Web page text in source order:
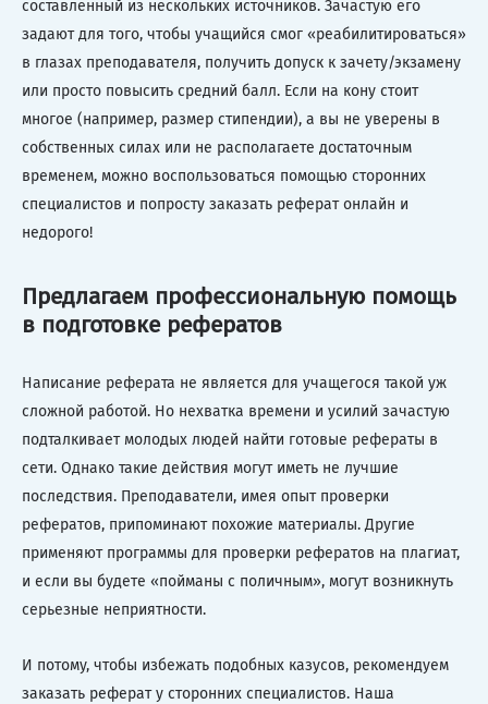
составленный из нескольких источников. Зачастую его
задают для того, чтобы учащийся смог «реабилитироваться»
в глазах преподавателя, получить допуск к зачету/экзамену
или просто повысить средний балл. Если на кону стоит
многое (например, размер стипендии), а вы не уверены в
собственных силах или не располагаете достаточным
временем, можно воспользоваться помощью сторонних
специалистов и попросту заказать реферат онлайн и
недорого!
Предлагаем профессиональную помощь
в подготовке рефератов
Написание реферата не является для учащегося такой уж
сложной работой. Но нехватка времени и усилий зачастую
подталкивает молодых людей найти готовые рефераты в
сети. Однако такие действия могут иметь не лучшие
последствия. Преподаватели, имея опыт проверки
рефератов, припоминают похожие материалы. Другие
применяют программы для проверки рефератов на плагиат,
и если вы будете «пойманы с поличным», могут возникнуть
серьезные неприятности.
И потому, чтобы избежать подобных казусов, рекомендуем
заказать реферат у сторонних специалистов. Наша